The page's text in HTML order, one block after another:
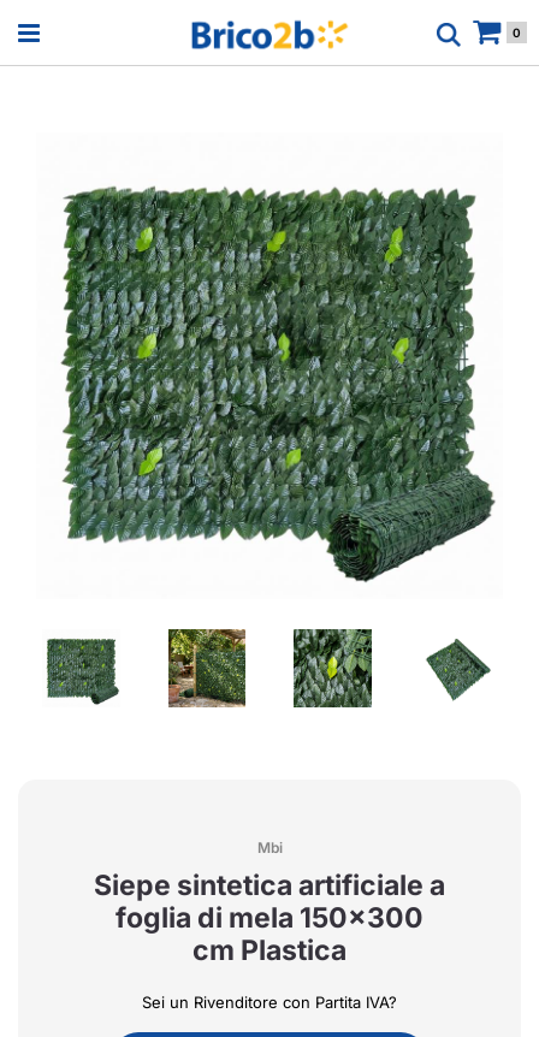
Open menu 0
Mbi
Siepe sintetica artificiale a
foglia di mela 150x300
cm Plastica
Sei un Rivenditore con Partita IVA?